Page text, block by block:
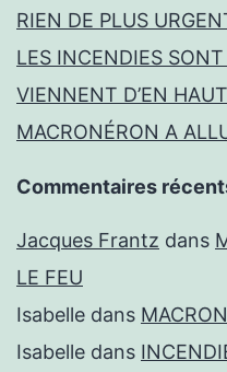
RIEN DE PLUS
LES INCENDIES
VIENNENT D’EN HAUT
MACRONÉRON A
Commentaires
Jacques Frantz dans
LE FEU
Isabelle dans
Isabelle dans